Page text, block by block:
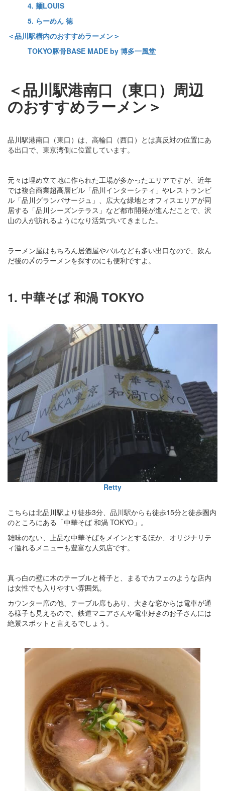
4. 麺LOUIS
5. らーめん 徳
＜品川駅構内のおすすめラーメン＞
TOKYO豚骨BASE MADE by 博多一風堂
＜品川駅港南口（東口）周辺
のおすすめラーメン＞
品川駅港南口（東口）は、高輪口（西口）とは真反対の位置にあ
る出口で、東京湾側に位置しています。
元々は埋め立て地に作られた工場が多かったエリアですが、近年
では複合商業超高層ビル「品川インターシティ」やレストランビ
ル「品川グランパサージュ」、広大な緑地とオフィスエリアが同
居する「品川シーズンテラス」など都市開発が進んだことで、沢
山の人が訪れるようになり活気づいてきました。
ラーメン屋はもちろん居酒屋やバルなども多い出口なので、飲ん
だ後の〆のラーメンを探すのにも便利ですよ。
1. 中華そば 和渦 TOKYO
Retty
こちらは北品川駅より徒歩3分、品川駅からも徒歩15分と徒歩圏内
のところにある「中華そば 和渦 TOKYO」。
雑味のない、上品な中華そばをメインとするほか、オリジナリテ
ィ溢れるメニューも豊富な人気店です。
真っ白の壁に木のテーブルと椅子と、まるでカフェのような店内
は女性でも入りやすい雰囲気。
カウンター席の他、テーブル席もあり、大きな窓からは電車が通
る様子も見えるので、鉄道マニアさんや電車好きのお子さんには
絶景スポットと言えるでしょう。